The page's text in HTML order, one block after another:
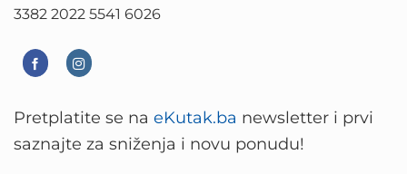
3382 2022 5541 6026
Pretplatite se na eKutak.ba newsletter i prvi
saznajte za sniženja i novu ponudu!